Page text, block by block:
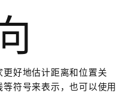
好地估计距离和位置关
符号来表示，也可以使用